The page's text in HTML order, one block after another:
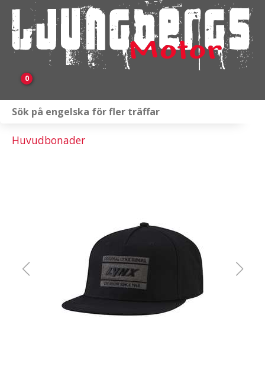
0
Släpvagnar & Skylift
Huvudbonader